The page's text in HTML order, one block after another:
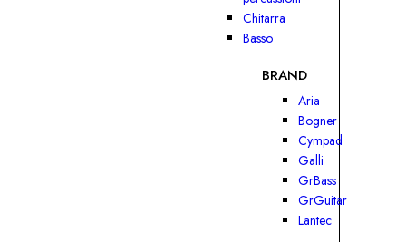
Chitarra
Basso
BRAND
Aria
Bogner
Cympad
Galli
GrBass
GrGuitar
Lantec